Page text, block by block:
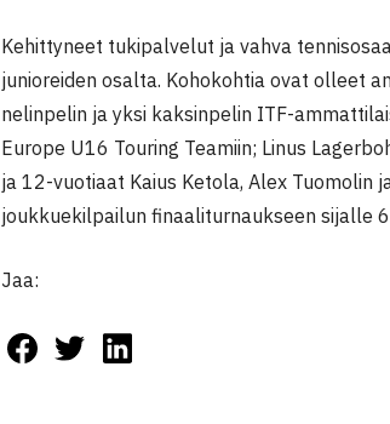
Kehittyneet tukipalvelut ja vahva
junioreiden osalta. Kohokohtia ovat olleet
nelinpelin ja yksi kaksinpelin ITF-
Europe U16 Touring Teamiin; Linus
ja 12-vuotiaat Kaius Ketola, Alex Tuomolin
joukkuekilpailun finaaliturnaukseen sijalle
Jaa: